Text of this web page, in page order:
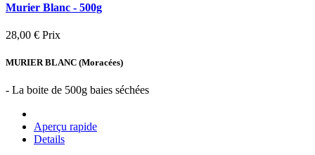
Murier Blanc - 500g
28,00 € Prix
MURIER BLANC (Moracées)
- La boite de 500g baies séchées
Aperçu rapide
Details